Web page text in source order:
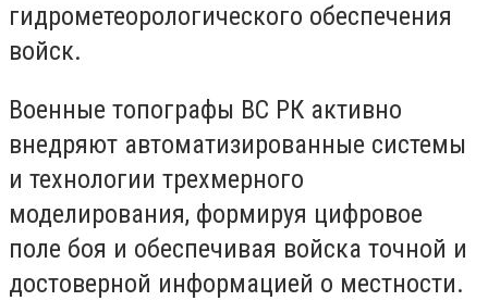
гидрометеорологического обеспечения
войск.
Военные топографы ВС РК активно
внедряют автоматизированные системы
и технологии трехмерного
моделирования, формируя цифровое
поле боя и обеспечивая войска точной и
достоверной информацией о местности.